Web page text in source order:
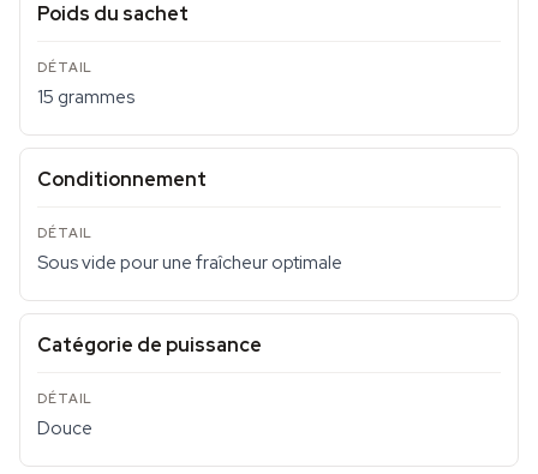
Poids du sachet
15 grammes
Conditionnement
Sous vide pour une fraîcheur optimale
Catégorie de puissance
Douce